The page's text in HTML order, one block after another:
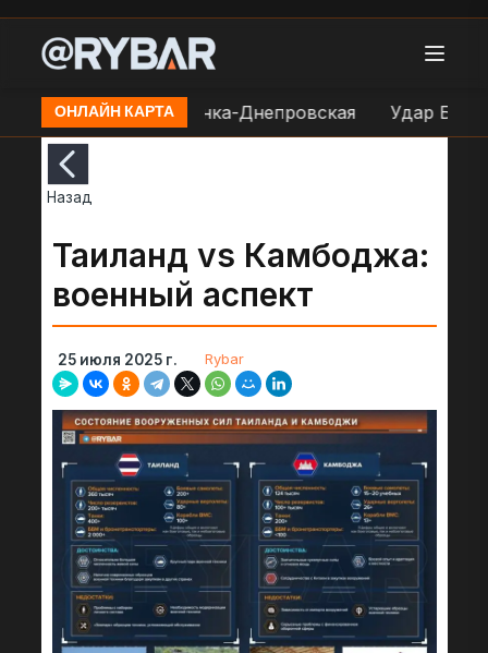
ОНЛАЙН КАРТА
ВСУ н.п. Каменка-Днепровская Удар БЛА
Назад
Таиланд vs Камбоджа:
военный аспект
25 июля 2025 г. Rybar